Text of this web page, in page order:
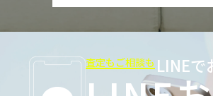
査定もご相談も LINEで